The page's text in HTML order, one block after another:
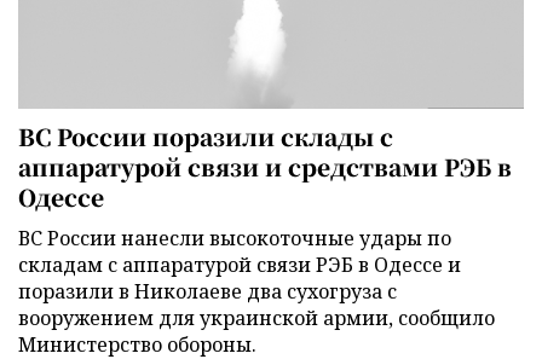
ВС России поразили склады с
аппаратурой связи и средствами РЭБ в
Одессе
ВС России нанесли высокоточные удары по
складам с аппаратурой связи РЭБ в Одессе и
поразили в Николаеве два сухогруза с
вооружением для украинской армии, сообщило
Министерство обороны.